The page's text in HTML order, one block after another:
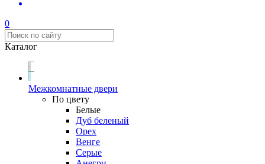
0
Каталог
Межкомнатные двери
По цвету
Белые
Дуб беленый
Орех
Венге
Серые